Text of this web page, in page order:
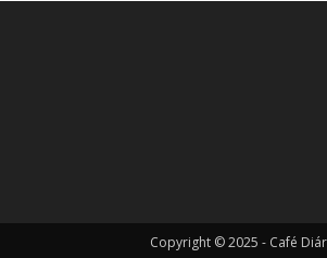
Copyright © 2025 - Café